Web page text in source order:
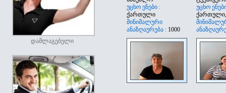
დამლაგებელი
უცხო ენები :
ქართული
მინიმალური
ანაზღაურება : 1000
უცხო